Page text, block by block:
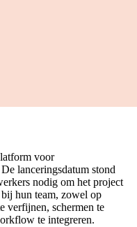
voor
lanceringsdatum stond
nodig om het project
hun team, zowel op
verfijnen, schermen te
te integreren.